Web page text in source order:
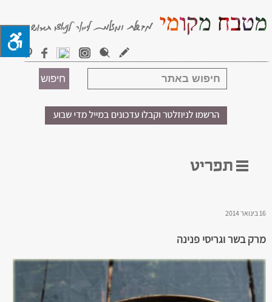
16 בינואר 2014
מרק בשר וגריסי פנינה